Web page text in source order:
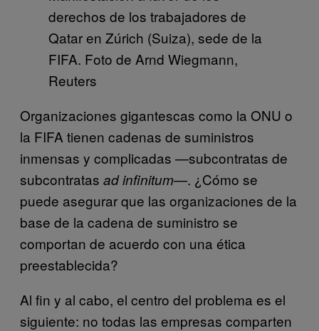
derechos de los trabajadores de
Qatar en Zúrich (Suiza), sede de la
FIFA. Foto de Arnd Wiegmann,
Reuters
Organizaciones gigantescas como la ONU o
la FIFA tienen cadenas de suministros
inmensas y complicadas —subcontratas de
subcontratas ad infinitum—. ¿Cómo se
puede asegurar que las organizaciones de la
base de la cadena de suministro se
comportan de acuerdo con una ética
preestablecida?
Al fin y al cabo, el centro del problema es el
siguiente: no todas las empresas comparten